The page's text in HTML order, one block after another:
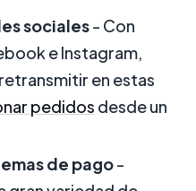
sociales- Con
e Instagram,
en estas
pedidos desde un
de pago-